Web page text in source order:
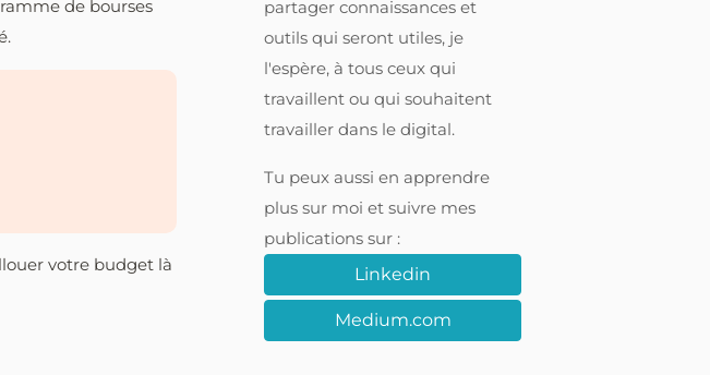
de bourses
votre budget là
partager connaissances et
outils qui seront utiles, je
l'espère, à tous ceux qui
travaillent ou qui souhaitent
travailler dans le digital.
Tu peux aussi en apprendre
plus sur moi et suivre mes
publications sur :
Linkedin
Medium.com